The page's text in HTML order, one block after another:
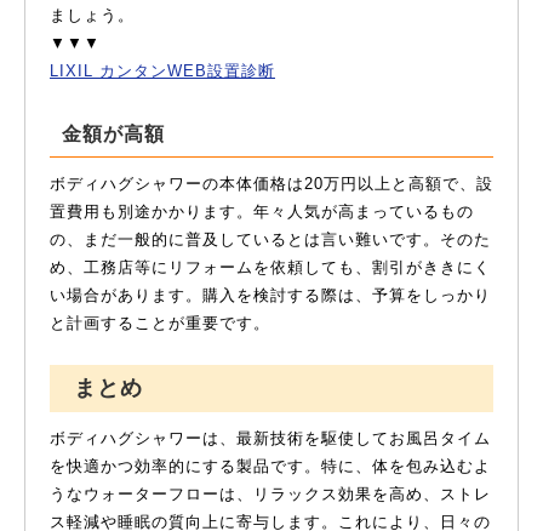
ましょう。
▼▼▼
LIXIL カンタンWEB設置診断
金額が高額
ボディハグシャワーの本体価格は20万円以上と高額で、設
置費用も別途かかります。年々人気が高まっているもの
の、まだ一般的に普及しているとは言い難いです。そのた
め、工務店等にリフォームを依頼しても、割引がききにく
い場合があります。購入を検討する際は、予算をしっかり
と計画することが重要です。
まとめ
ボディハグシャワーは、最新技術を駆使してお風呂タイム
を快適かつ効率的にする製品です。特に、体を包み込むよ
うなウォーターフローは、リラックス効果を高め、ストレ
ス軽減や睡眠の質向上に寄与します。これにより、日々の